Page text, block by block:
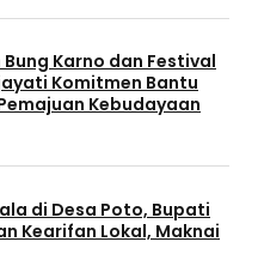
Karno dan Festival
Komitmen Bantu
Kebudayaan
di Desa Poto, Bupati
Kearifan Lokal, Maknai